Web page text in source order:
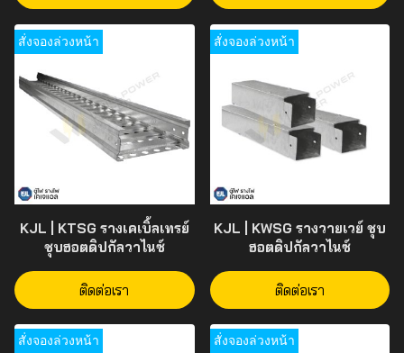
สั่งจองล่วงหน้า
KJL | KTSG รางเคเบิ้ลเทรย์
ชุบฮอตดิปกัลวาไนซ์
ติดต่อเรา
สั่งจองล่วงหน้า
KJL | KWSG รางวายเวย์ ชุบ
ฮอตดิปกัลวาไนซ์
ติดต่อเรา
สั่งจองล่วงหน้า สั่งจองล่วงหน้า